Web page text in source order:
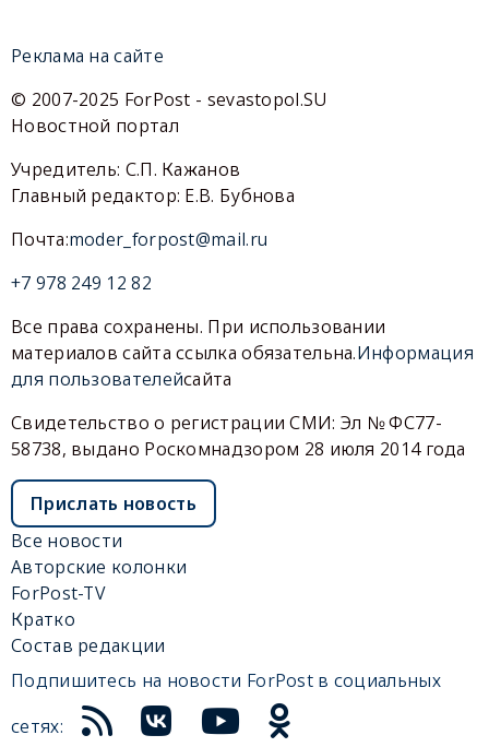
Реклама на сайте
© 2007-2025 ForPost - sevastopol.SU
Новостной портал
Учредитель: С.П. Кажанов
Главный редактор: Е.В. Бубнова
Почта:moder_forpost@mail.ru
+7 978 249 12 82
Все права сохранены. При использовании
материалов сайта ссылка обязательна.Информация
для пользователейсайта
Свидетельство о регистрации СМИ: Эл № ФС77-
58738, выдано Роскомнадзором 28 июля 2014 года
Прислать новость
Все новости
Авторские колонки
ForPost-TV
Кратко
Состав редакции
Подпишитесь на новости ForPost в социальных
сетях: